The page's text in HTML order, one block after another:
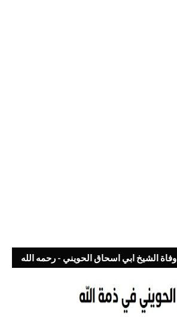
وفاة الشيخ ابي اسحاق الحويني - رحمه الله